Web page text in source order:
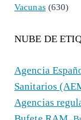
Vacunas(630)
NUBE DE
Agencia
Sanitarios
Agencias